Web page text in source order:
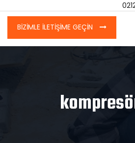
BİZİMLE İLETİŞİME GEÇİN